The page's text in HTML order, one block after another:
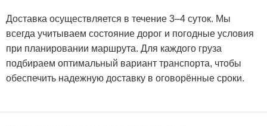
Доставка осуществляется в течение 3–4 суток. Мы
всегда учитываем состояние дорог и погодные условия
при планировании маршрута. Для каждого груза
подбираем оптимальный вариант транспорта, чтобы
обеспечить надежную доставку в оговорённые сроки.